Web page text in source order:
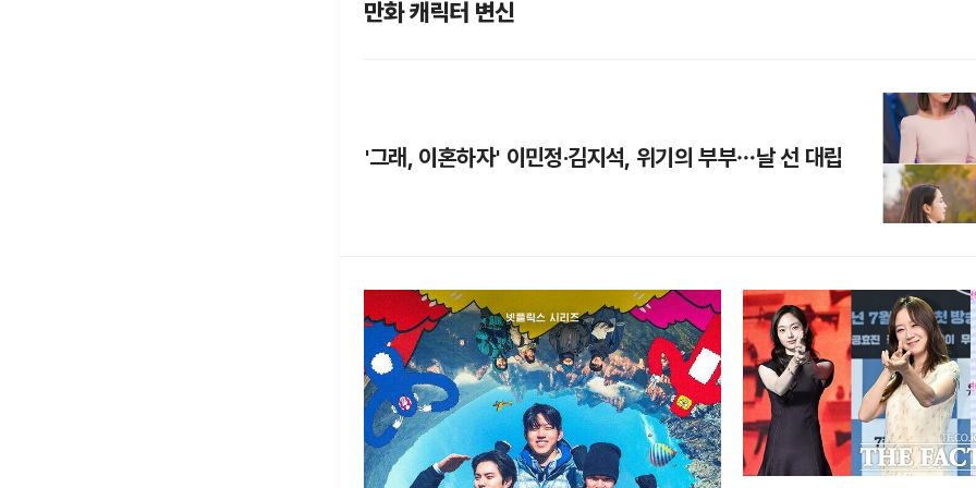
만화 캐릭터 변신
'그래, 이혼하자' 이민정·김지석, 위기의 부부…날 선 대립